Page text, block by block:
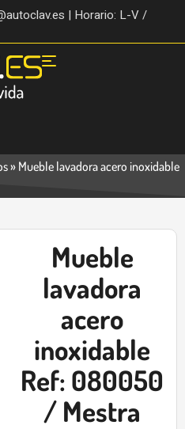
| Horario: L-V /
» Mueble lavadora acero inoxidable
Mueble
lavadora
acero
inoxidable
Ref: 080050
/ Mestra